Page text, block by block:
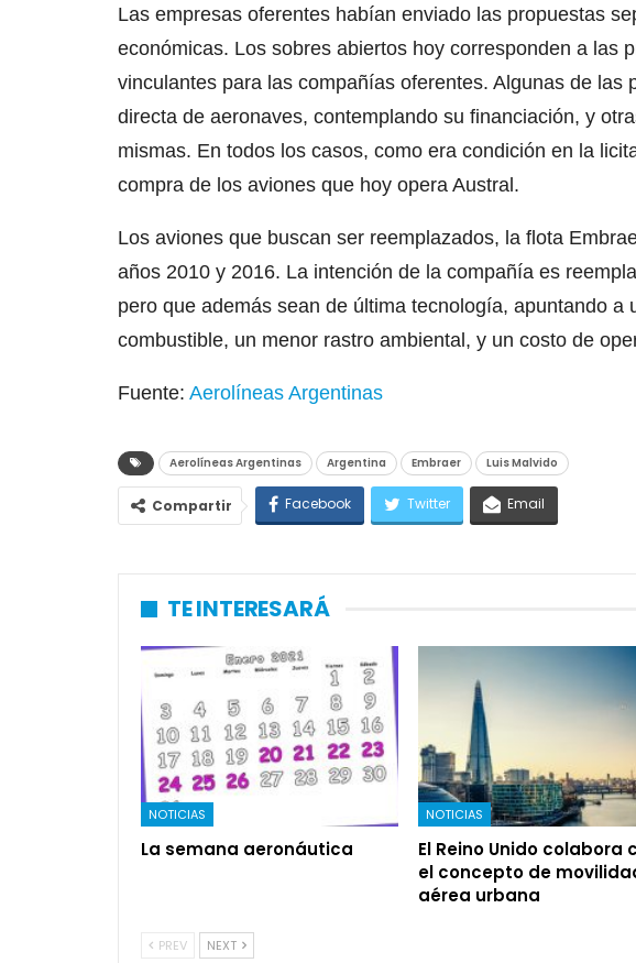
Las empresas oferentes habían enviado las propuestas
económicas. Los sobres abiertos hoy corresponden a las
vinculantes para las compañías oferentes. Algunas de las
directa de aeronaves, contemplando su financiación, y
mismas. En todos los casos, como era condición en la
compra de los aviones que hoy opera Austral.
Los aviones que buscan ser reemplazados, la flota
años 2010 y 2016. La intención de la compañía es
pero que además sean de última tecnología, apuntando a
combustible, un menor rastro ambiental, y un costo de
Fuente: Aerolíneas Argentinas
Aerolíneas Argentinas Argentina Embraer Luis Malvido
Compartir Facebook Twitter Email
TE INTERESARÁ
NOTICIAS
La semana aeronáutica
NOTICIAS
El Reino Unido colabora
el concepto de
aérea urbana
PREV NEXT